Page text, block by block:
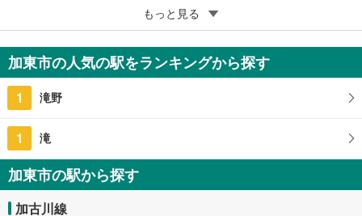
加東市秋津
800万円
3LDK
81.15m2
兵庫県加東市秋津
もっと見る
加東市の人気の駅をランキングから探す
1 滝野
1 滝
加東市の駅から探す
加古川線